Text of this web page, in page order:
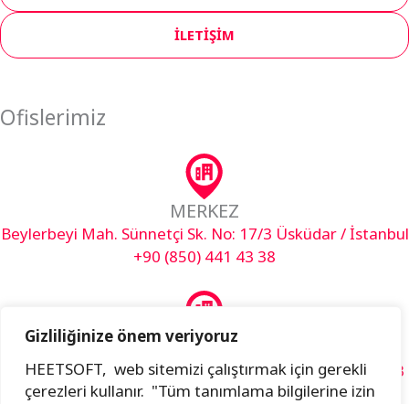
Gizliliğinize önem veriyoruz
HEETSOFT, web sitemizi çalıştırmak için gerekli
çerezleri kullanır. "Tüm tanımlama bilgilerine izin
İLETİŞİM
Ofislerimiz
MERKEZ
Beylerbeyi Mah. Sünnetçi Sk. No: 17/3 Üsküdar / İstanbul
+90 (850) 441 43 38
AR-GE
Akfırat Mah. Fatih Sultan Mehmet Bulvarı Dış Kapı No:3
İç Kapı No:49 Tuzla / İstanbul